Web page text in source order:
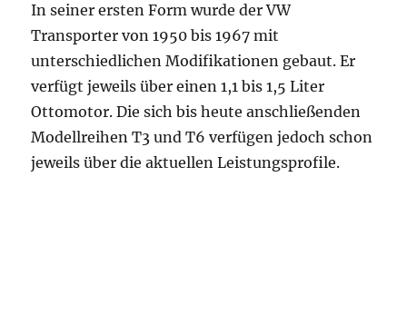
In seiner ersten Form wurde der VW
Transporter von 1950 bis 1967 mit
unterschiedlichen Modifikationen gebaut. Er
verfügt jeweils über einen 1,1 bis 1,5 Liter
Ottomotor. Die sich bis heute anschließenden
Modellreihen T3 und T6 verfügen jedoch schon
jeweils über die aktuellen Leistungsprofile.